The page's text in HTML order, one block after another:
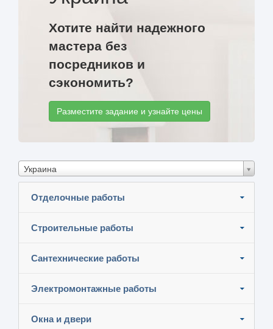
Хотите найти надежного
мастера без
посредников и
сэкономить?
Разместите задание и узнайте цены
Украина
Отделочные работы
Строительные работы
Сантехнические работы
Электромонтажные работы
Окна и двери